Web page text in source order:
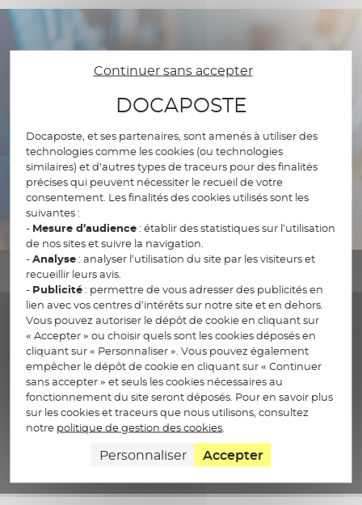
Nos labels et certifications
Nos services régulièrement audités et conformes à la
réglementation.
Nos labels et certifications
Continuer sans accepter
DOCAPOSTE
Docaposte, et ses partenaires, sont amenés à utiliser des
technologies comme les cookies (ou technologies
similaires) et d’autres types de traceurs pour des finalités
précises qui peuvent nécessiter le recueil de votre
consentement. Les finalités des cookies utilisés sont les
suivantes :
- Mesure d’audience: établir des statistiques sur l’utilisation
de nos sites et suivre la navigation.
- Analyse: analyser l’utilisation du site par les visiteurs et
recueillir leurs avis.
- Publicité: permettre de vous adresser des publicités en
lien avec vos centres d’intérêts sur notre site et en dehors.
Vous pouvez autoriser le dépôt de cookie en cliquant sur
« Accepter » ou choisir quels sont les cookies déposés en
cliquant sur « Personnaliser ». Vous pouvez également
empêcher le dépôt de cookie en cliquant sur « Continuer
sans accepter » et seuls les cookies nécessaires au
fonctionnement du site seront déposés. Pour en savoir plus
sur les cookies et traceurs que nous utilisons, consultez
notre politique de gestion des cookies
Personnaliser Accepter